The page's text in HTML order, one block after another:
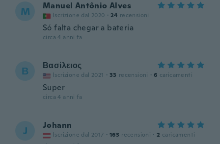
M Manuel Antônio Alves
Iscrizione dal 2020 · 24 recensioni
Só falta chegar a bateria
circa 4 anni fa
Β Βασίλειος
Iscrizione dal 2021 · 33 recensioni · 6 caricamenti
Super
circa 4 anni fa
J Johann
Iscrizione dal 2017 · 163 recensioni · 2 caricamenti